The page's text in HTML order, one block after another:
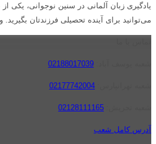
یادگیری زبان آلمانی در سنین نوجوانی، یکی
می‌توانید برای آینده تحصیلی فرزندتان بگیرید.
02188017039
02177742004
02128111165
آدرس کامل شعب